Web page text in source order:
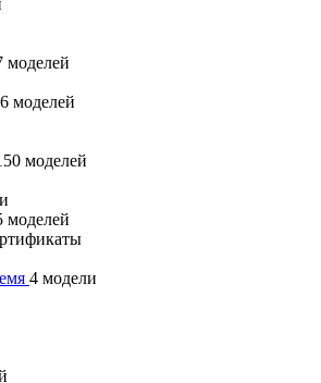
моделей
6 моделей
моделей
моделей
4 модели